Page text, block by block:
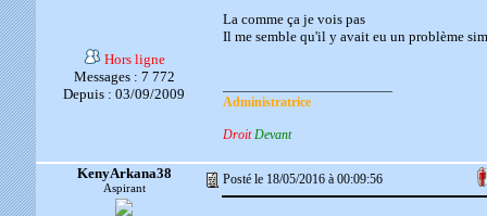
Hors ligne
Messages : 7 772
Depuis : 03/09/2009
La comme ça je vois pas
Il me semble qu'il y avait eu un problème
Administratrice
Droit Devant
KenyArkana38
Aspirant
Posté le 18/05/2016 à 00:09:56